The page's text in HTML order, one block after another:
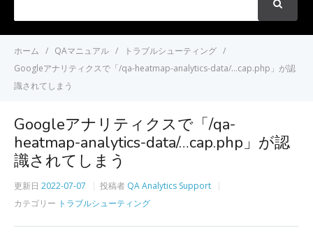
葉
を
検
ホーム QAマニュアル
トラブルシューティング
Googleアナリティクスで「/qa-heatmap-analytics-data/…cap.php」が認
識されてしまう
Googleアナリティクスで「/qa-
heatmap-analytics-data/…cap.php」が認
識されてしまう
更新日 2022-07-07 投稿者 QA Analytics Support
カテゴリー トラブルシューティング